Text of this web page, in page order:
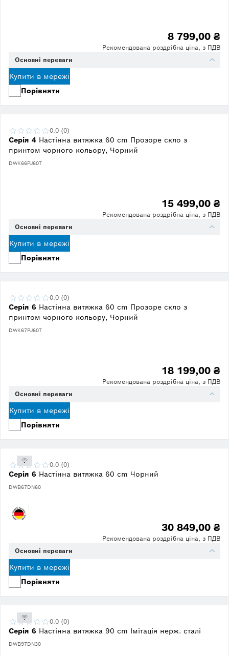
8 799,00 ₴
Рекомендована роздрібна ціна, з ПДВ
Основні переваги
Купити в мережі
Порівняти
Серія 4 Настінна витяжка 60 cm Прозоре скло з
принтом чорного кольору, Чорний
DWK66PJ60T
0.0 (0)
15 499,00 ₴
Рекомендована роздрібна ціна, з ПДВ
Основні переваги
Купити в мережі
Порівняти
Серія 6 Настінна витяжка 60 cm Прозоре скло з
принтом чорного кольору, Чорний
DWK67PJ60T
0.0 (0)
18 199,00 ₴
Рекомендована роздрібна ціна, з ПДВ
Основні переваги
Купити в мережі
Порівняти
Серія 6 Настінна витяжка 60 cm Чорний
DWB67DN60
0.0 (0)
30 849,00 ₴
Рекомендована роздрібна ціна, з ПДВ
Основні переваги
Купити в мережі
Порівняти
Серія 6 Настінна витяжка 90 cm Імітація нерж. сталі
DWB97DN30
0.0 (0)